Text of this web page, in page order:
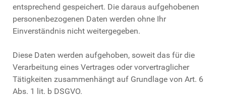
entsprechend gespeichert. Die daraus aufgehobenen
personenbezogenen Daten werden ohne Ihr
Einverständnis nicht weitergegeben.
Diese Daten werden aufgehoben, soweit das für die
Verarbeitung eines Vertrages oder vorvertraglicher
Tätigkeiten zusammenhängt auf Grundlage von Art. 6
Abs. 1 lit. b DSGVO.